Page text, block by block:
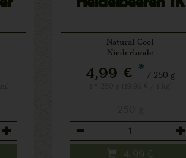
Natural Cool
Niederlande
4,99 € * / 250 g
Anzahl
4,99 €